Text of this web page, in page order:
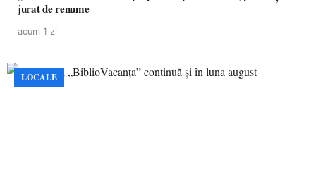
jurat de renume
acum 1 zi
LOCALE